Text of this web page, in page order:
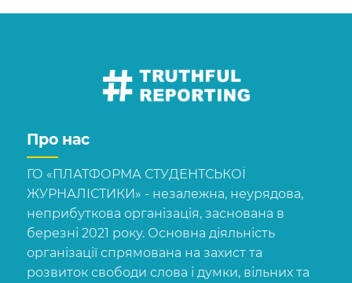
Про нас
ГО «ПЛАТФОРМА СТУДЕНТСЬКОЇ
ЖУРНАЛІСТИКИ» - незалежна, неурядова,
неприбуткова організація, заснована в
березні 2021 року. Основна діяльність
організації спрямована на захист та
розвиток свободи слова і думки, вільних та